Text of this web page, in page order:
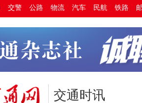
交警 公路 物流 汽车 民航 铁路
交通时讯